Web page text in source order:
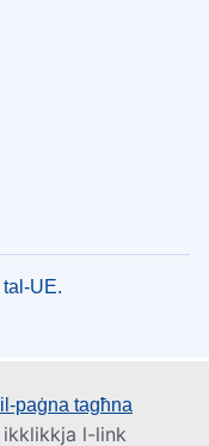
il-paġna tagħna
ikklikkja l-link
UE.